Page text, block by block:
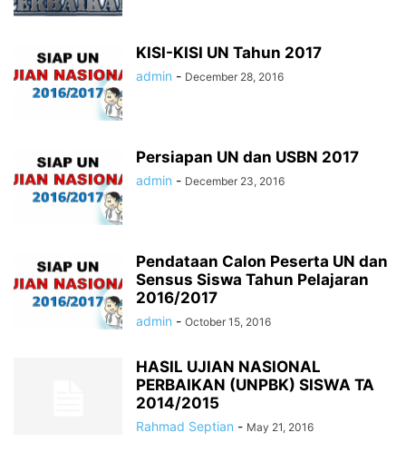
KISI-KISI UN Tahun 2017
admin - December 28, 2016
Persiapan UN dan USBN 2017
admin - December 23, 2016
Pendataan Calon Peserta UN dan
Sensus Siswa Tahun Pelajaran
2016/2017
admin - October 15, 2016
HASIL UJIAN NASIONAL
PERBAIKAN (UNPBK) SISWA TA
2014/2015
Rahmad Septian - May 21, 2016